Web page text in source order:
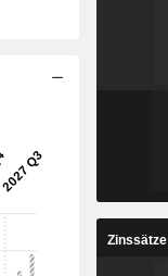
Zinssätze